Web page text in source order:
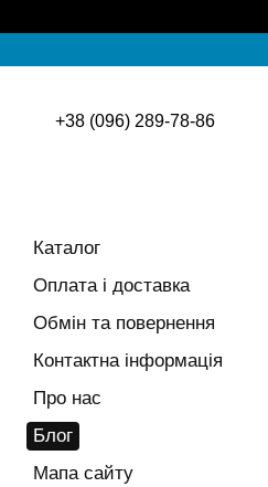
+38 (096) 289-78-86
Каталог
Оплата і доставка
Обмін та повернення
Контактна інформація
Про нас
Блог
Мапа сайту